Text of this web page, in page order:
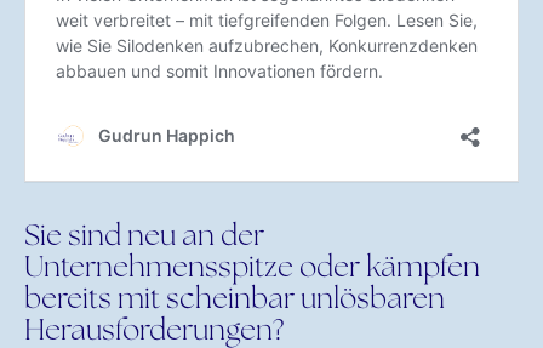
Sie sind neu an der
Unternehmensspitze oder kämpfen
bereits mit scheinbar unlösbaren
Herausforderungen?